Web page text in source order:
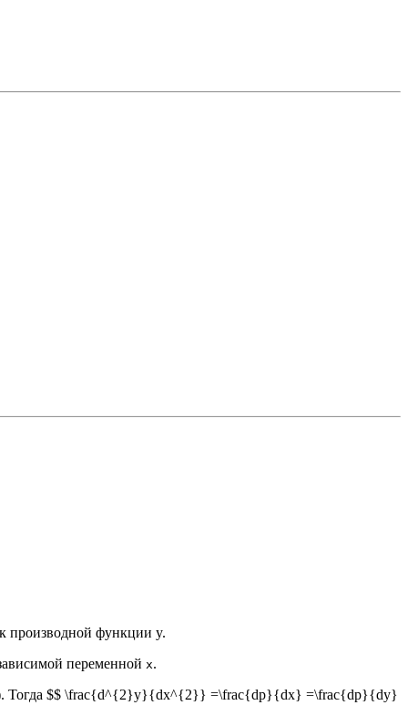
производной функции y.
переменной x.
Тогда $$ \frac{d^{2}y}{dx^{2}} =\frac{dp}{dx} =\frac{dp}{dy}